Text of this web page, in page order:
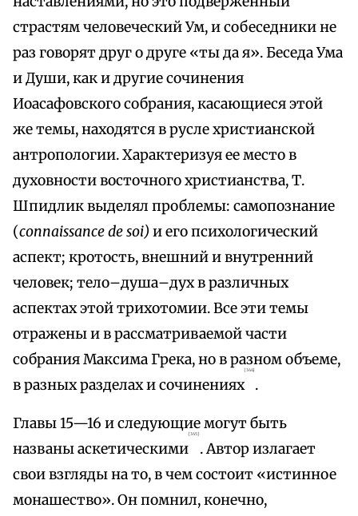
страстям человеческий Ум, и собеседники не
раз говорят друг о друге «ты да я». Беседа Ума
и Души, как и другие сочинения
Иоасафовского собрания, касающиеся этой
же темы, находятся в русле христианской
антропологии. Характеризуя ее место в
духовности восточного христианства, Т.
Шпидлик выделял проблемы: самопознание
(connaissance de soi) и его психологический
аспект; кротость, внешний и внутренний
человек; тело–душа–дух в различных
аспектах этой трихотомии. Все эти темы
отражены и в рассматриваемой части
собрания Максима Грека, но в разном объеме,
в разных разделах и сочинениях
{344}
.
Главы 15—16 и следующие могут быть
названы аскетическими
{345}
. Автор излагает
свои взгляды на то, в чем состоит «истинное
монашество». Он помнил, конечно,